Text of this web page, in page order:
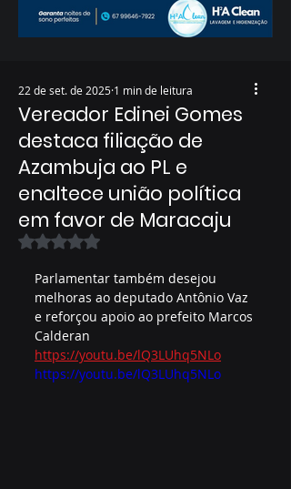
Vereador Edinei Gomes
destaca filiação de
Azambuja ao PL e
enaltece união política
em favor de Maracaju
22 de set. de 2025 1 min de leitura
Avaliado com NaN de 5 estrelas.
Parlamentar também desejou
melhoras ao deputado Antônio Vaz
e reforçou apoio ao prefeito Marcos
Calderan
https://youtu.be/lQ3LUhq5NLo
https://youtu.be/lQ3LUhq5NLo